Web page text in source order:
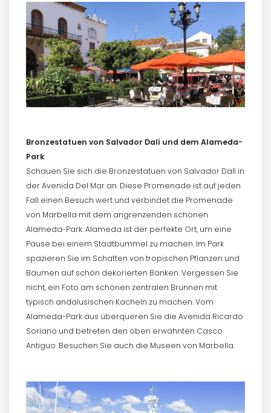
Bronzestatuen von Salvador Dalí und dem Alameda-
Park
Schauen Sie sich die Bronzestatuen von Salvador Dalí in
der Avenida Del Mar an. Diese Promenade ist auf jeden
Fall einen Besuch wert und verbindet die Promenade
von Marbella mit dem angrenzenden schönen
Alameda-Park. Alameda ist der perfekte Ort, um eine
Pause bei einem Stadtbummel zu machen. Im Park
spazieren Sie im Schatten von tropischen Pflanzen und
Bäumen auf schön dekorierten Bänken. Vergessen Sie
nicht, ein Foto am schönen zentralen Brunnen mit
typisch andalusischen Kacheln zu machen. Vom
Alameda-Park aus überqueren Sie die Avenida Ricardo
Soriano und betreten den oben erwähnten Casco
Antiguo. Besuchen Sie auch die Museen von Marbella.